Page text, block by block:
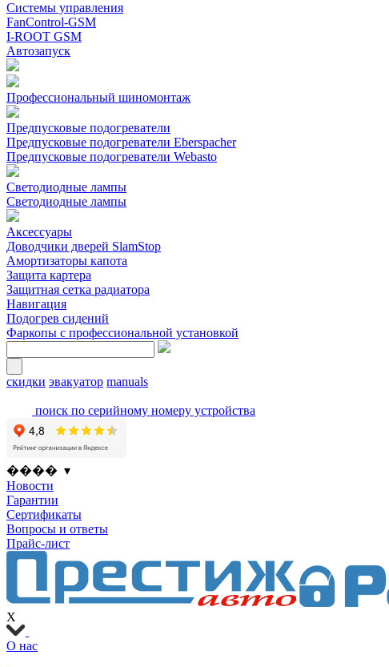
Системы управления
FanControl-GSM
I-ROOT GSM
Автозапуск
Профессиональный шиномонтаж
Предпусковые подогреватели
Предпусковые подогреватели Eberspacher
Предпусковые подогреватели Webasto
Светодиодные лампы
Светодиодные лампы
Аксессуары
Доводчики дверей SlamStop
Амортизаторы капота
Защита картера
Защитная сетка радиатора
Навигация
Подогрев сидений
Фаркопы с профессиональной установкой
скидки эвакуатор manuals
поиск по серийному номеру устройства
���� ▾
Новости
Гарантии
Сертификаты
Вопросы и ответы
Прайс-лист
X
О нас